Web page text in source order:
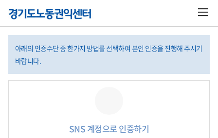
아래의 인증수단 중 한가지 방법를 선택하여 본인 인증을 진행해 주시기
바랍니다.
SNS 계정으로 인증하기